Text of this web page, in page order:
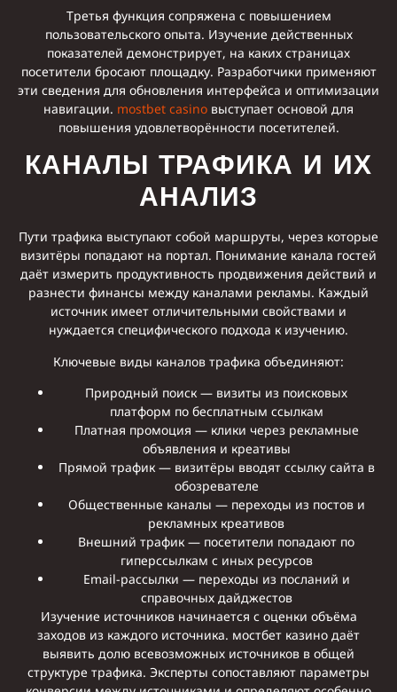
Третья функция сопряжена с повышением
пользовательского опыта. Изучение действенных
показателей демонстрирует, на каких страницах
посетители бросают площадку. Разработчики применяют
эти сведения для обновления интерфейса и оптимизации
навигации. mostbet casino выступает основой для
повышения удовлетворённости посетителей.
КАНАЛЫ ТРАФИКА И ИХ
АНАЛИЗ
Пути трафика выступают собой маршруты, через которые
визитёры попадают на портал. Понимание канала гостей
даёт измерить продуктивность продвижения действий и
разнести финансы между каналами рекламы. Каждый
источник имеет отличительными свойствами и
нуждается специфического подхода к изучению.
Ключевые виды каналов трафика объединяют:
Природный поиск — визиты из поисковых
платформ по бесплатным ссылкам
Платная промоция — клики через рекламные
объявления и креативы
Прямой трафик — визитёры вводят ссылку сайта в
обозревателе
Общественные каналы — переходы из постов и
рекламных креативов
Внешний трафик — посетители попадают по
гиперссылкам с иных ресурсов
Email-рассылки — переходы из посланий и
справочных дайджестов
Изучение источников начинается с оценки объёма
заходов из каждого источника. мостбет казино даёт
выявить долю всевозможных источников в общей
структуре трафика. Эксперты сопоставляют параметры